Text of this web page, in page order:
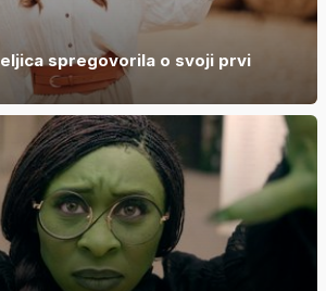
spregovorila o svoji prvi